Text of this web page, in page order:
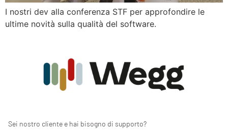
I nostri dev alla conferenza STF per approfondire le
ultime novità sulla qualità del software.
Sei nostro cliente e hai bisogno di supporto?